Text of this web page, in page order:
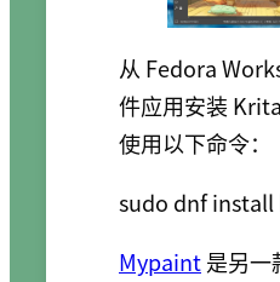
从 Fedora
件应用安装
使用以下命令：
sudo dnf
Mypaint是另一